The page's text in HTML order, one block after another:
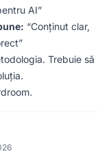
AI”
“Conținut clar,
Trebuie să